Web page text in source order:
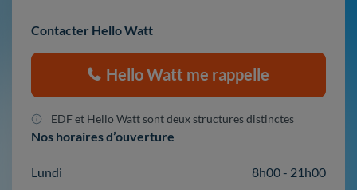
Contacter Hello Watt
Hello Watt me rappelle
EDF et Hello Watt sont deux structures distinctes
Nos horaires d’ouverture
Lundi
8h00 - 21h00